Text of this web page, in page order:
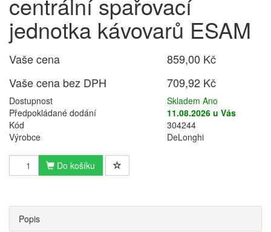
jednotka kávovarů ESAM
Vaše cena
859,00 Kč
Vaše cena bez DPH
709,92 Kč
Dostupnost
Skladem Ano
Předpokládané dodání
11.08.2026 u Vás
Kód
304244
Výrobce
DeLonghi
Do košíku
Popis